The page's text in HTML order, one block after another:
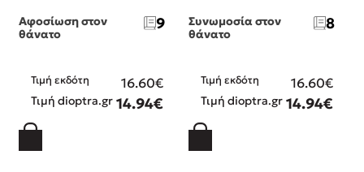
Lucinda Riley
Benzamin Bécue
Rebecca Yarros
Teo Benedetti
Αφοσίωση στον
θάνατο
9
Τιμή εκδότη 16.60€
Τιμή dioptra.gr 14.94€
Συνωμοσία στον
θάνατο
8
Τιμή εκδότη 16.60€
Τιμή dioptra.gr 14.94€